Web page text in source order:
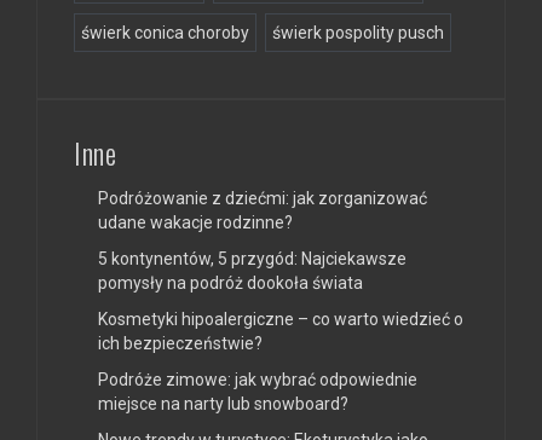
świerk conica choroby świerk pospolity pusch
Inne
Podróżowanie z dziećmi: jak zorganizować
udane wakacje rodzinne?
5 kontynentów, 5 przygód: Najciekawsze
pomysły na podróż dookoła świata
Kosmetyki hipoalergiczne – co warto wiedzieć o
ich bezpieczeństwie?
Podróże zimowe: jak wybrać odpowiednie
miejsce na narty lub snowboard?